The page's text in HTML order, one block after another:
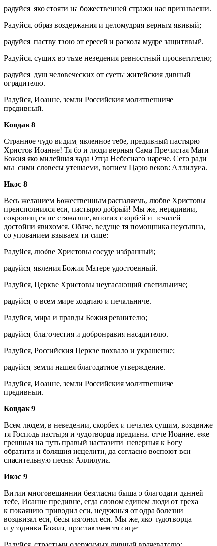
радуйся, яко стояти на божественней стражи нас призываеши.
Радуйся, образ воздержания и целомудрия верным явивый;
радуйся, паству твою от ересей и раскола мудре защитивый.
Радуйся, сущих во тьме неведения ревностный просветителю;
радуйся, душ человеческих от суеты житейския дивный
оградителю.
Радуйся, Иоанне, земли Российския молитвенниче
предивный.
Кондак 8
Странное чудо видим, явленное тебе, предивный пастырю
Христов Иоанне! Тя бо и люди верныя Сама Пречистая Мати
Божия яко милейшая чада Отца Небеснаго нарече. Сего ради
мы, сими словесы утешаеми, вопием Царю веков: Аллилуиа.
Икос 8
Весь желанием Божественным распаляемь, любве Христовы
преисполнился еси, пастырю добрый! Мы же, нерадивии,
сокровищ ея не стяжавше, многих скорбей и печалей
достойни явихомся. Обаче, ведуще тя помощника неусыпна,
со упованием взываем ти сице:
Радуйся, любве Христовы сосуде избранный;
радуйся, явления Божия Матере удостоенный.
Радуйся, Церкве Христовы неугасающий светильниче;
радуйся, о всем мире ходатаю и печальниче.
Радуйся, мира и правды Божия ревнителю;
радуйся, благочестия и добронравия насадителю.
Радуйся, Российския Церкве похвало и украшение;
радуйся, земли нашея благодатное утверждение.
Радуйся, Иоанне, земли Российския молитвенниче
предивный.
Кондак 9
Всем людем, в неведении, скорбех и печалех сущим, воздвиже
тя Господь пастыря и чудотворца предивна, отче Иоанне, еже
грешныя на путь правый наставити, неверныя к Богу
обратити и болящия исцелити, да согласно воспоют вси
спасительную песнь: Аллилуиа.
Икос 9
Витии многовещаннии безгласни быша о благодати данней
тебе, Иоанне предивне, егда словом единем люди от греха
к покаянию приводил еси, недужныя от одра болезни
воздвизал еси, бесы изгонял еси. Мы же, яко чудотворца
и угодника Божия, прославляем тя сице:
Радуйся, страстьми одержимых дивный врачевателю;